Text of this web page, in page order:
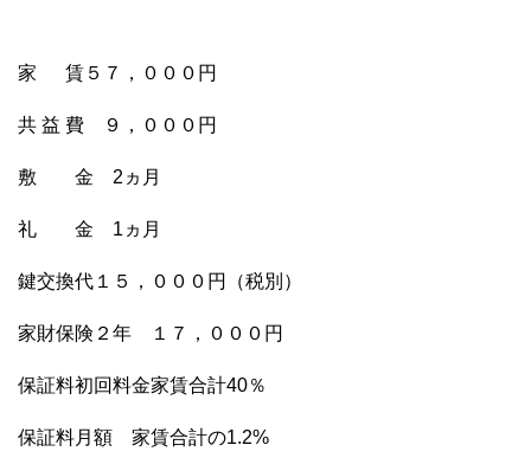
家 賃５７，０００円
共 益 費 ９，０００円
敷 金 2ヵ月
礼 金 1ヵ月
鍵交換代１５，０００円（税別）
家財保険２年 １７，０００円
保証料初回料金家賃合計40％
保証料月額 家賃合計の1.2%